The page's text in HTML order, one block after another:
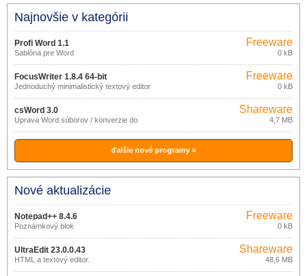
Najnovšie v kategórii
Profi Word 1.1
Šablóna pre Word
Freeware
0 kB
FocusWriter 1.8.4 64-bit
Jednoduchý minimalistický textový editor
Freeware
0 kB
csWord 3.0
Úprava Word súborov / konverzie do
Shareware
4,7 MB
ďalšie nové programy »
Nové aktualizácie
Notepad++ 8.4.6
Poznámkový blok
Freeware
0 kB
UltraEdit 23.0.0.43
HTML a textový editor.
Shareware
48,6 MB